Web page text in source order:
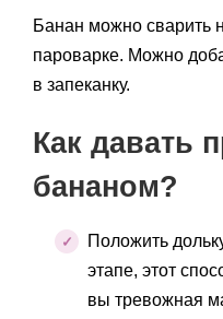
Банан можно сварить
пароварке. Можно
в запеканку.
Как давать
бананом?
Положить
этапе, этот
вы тревожная